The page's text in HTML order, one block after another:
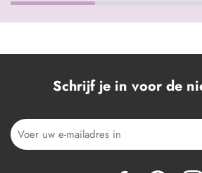
Schrijf je in voor de